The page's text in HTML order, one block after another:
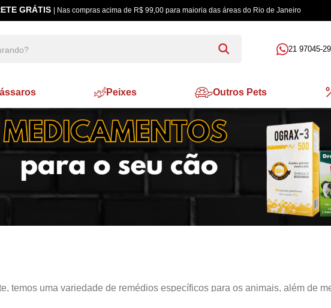
GRÁTIS | Nas compras acima de R$ 99,00 para maioria das áreas do Rio de Janeiro
21 97045-
Peixes Outros Pets
temos uma variedade de remédios específicos para os animais, além de
É sempre importante consultar o veterinário antes de oferecer o